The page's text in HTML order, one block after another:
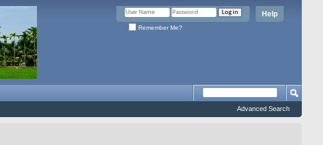
Help
Remember Me?
Advanced Search